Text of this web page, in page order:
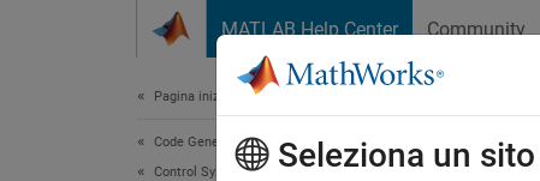
MATLAB Help Center Community
Pagina iniziale della documentazione
Code Generation
Control Systems
Seleziona un